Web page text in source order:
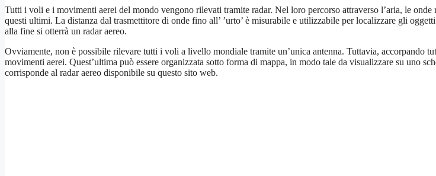
Tutti i voli e i movimenti aerei del mondo vengono rilevati tramite radar. Nel loro percorso attraverso l’aria, le
questi ultimi. La distanza dal trasmettitore di onde fino all’ ’urto’ è misurabile e utilizzabile per localizzare gli
alla fine si otterrà un radar aereo.
Ovviamente, non è possibile rilevare tutti i voli a livello mondiale tramite un’unica antenna. Tuttavia, accorpando
movimenti aerei. Quest’ultima può essere organizzata sotto forma di mappa, in modo tale da visualizzare su uno
corrisponde al radar aereo disponibile su questo sito web.